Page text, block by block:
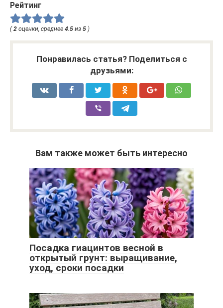
Рейтинг
(2 оценки, среднее 4.5 из 5 )
Понравилась статья? Поделиться с
друзьями:
Вам также может быть интересно
Посадка гиацинтов весной в
открытый грунт: выращивание,
уход, сроки посадки